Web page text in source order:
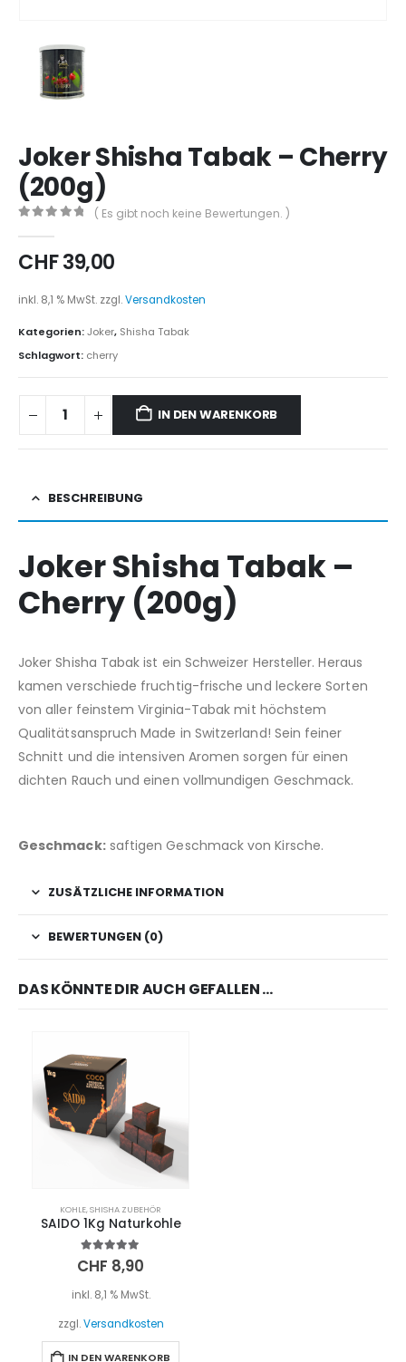
Joker Shisha Tabak – Cherry
(200g)
( Es gibt noch keine Bewertungen. )
CHF39,00
inkl. 8,1 % MwSt. zzgl.Versandkosten
Kategorien:Joker, Shisha Tabak
Schlagwort: cherry
IN DEN WARENKORB
BESCHREIBUNG
Joker Shisha Tabak –
Cherry (200g)
Joker Shisha Tabak ist ein Schweizer Hersteller. Heraus
kamen verschiede fruchtig-frische und leckere Sorten
von aller feinstem Virginia-Tabak mit höchstem
Qualitätsanspruch Made in Switzerland! Sein feiner
Schnitt und die intensiven Aromen sorgen für einen
dichten Rauch und einen vollmundigen Geschmack.
Geschmack:saftigen Geschmack von Kirsche.
ZUSÄTZLICHE INFORMATION
BEWERTUNGEN (0)
DAS KÖNNTE DIR AUCH GEFALLEN …
KOHLE,SHISHA ZUBEHÖR
SAIDO 1Kg Naturkohle
5.00out of 5
CHF 8,90
inkl. 8,1 % MwSt.
zzgl.Versandkosten
IN DEN WARENKORB